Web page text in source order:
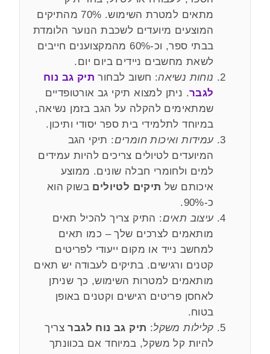
מתאים למטרת השימוש. 70% מהתיקים
המוצעים מיועדים לשכבת הנוער הלומדת
בבתי ספר, וכ-60% מהמקצוענים חייבים
לשאת מחשבים ניידים ביום יום.
נוחות נשיאה: חשוב לבחור תיק גב נוח
לגבר. ניתן למצוא תיקי גב אורטופדיים
שמתאימים להקלה על הגב בזמן נשיאה,
במיוחד לתלמידי בית ספר יסודי ותיכון.
עמידות ואיכות חומרים: תיקי הגב
המיועדים לטיולים צריכים להיות עמידים
למים ולחומרי חבלה שונים. ממוצע
איכותם של תיקים לטיולים בשוק הוא
כ-90%.
עיצוב תאים: התיק צריך להכיל תאים
מותאמים לצרכים שלך – כמו תאים
למחשב נייד או מקום ייעודי לפריטים
קטנים ורגישים. בתיקים לעבודה יש תאים
מותאמים למטרות השימוש, כך שניתן
לאחסן פריטים רגישים וקטנים באופן
בטוח.
קלילות משקל: תיק גב נוח לגברצריך
להיות קל משקל, במיוחד אם בכוונתך